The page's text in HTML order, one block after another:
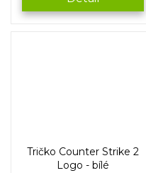
Tričko Counter Strike 2
Logo - bílé